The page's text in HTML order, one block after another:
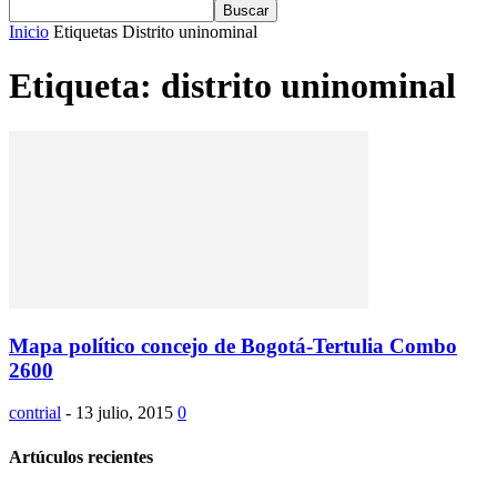
Inicio Etiquetas Distrito uninominal
Etiqueta: distrito uninominal
Mapa político concejo de Bogotá-Tertulia Combo
2600
contrial - 13 julio, 2015 0
Artúculos recientes